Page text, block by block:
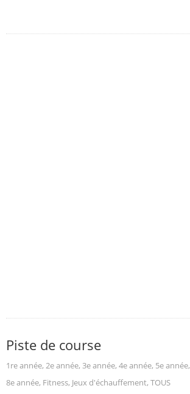
Piste de course
1re année, 2e année, 3e année, 4e année, 5e année,
8e année, Fitness, Jeux d'échauffement, TOUS